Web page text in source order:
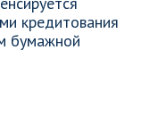
кредитования
бумажной